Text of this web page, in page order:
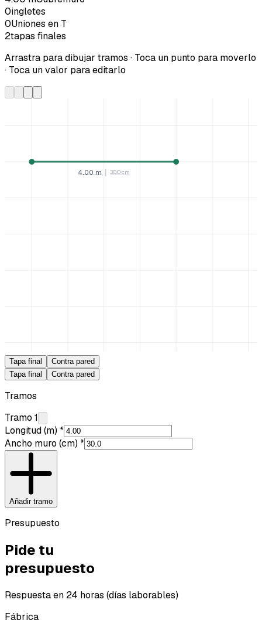
0ingletes
0Uniones en T
2tapas finales
Arrastra para dibujar tramos · Toca un punto para moverlo
· Toca un valor para editarlo
4.00 m │ 30.0 cm
Tapa final
Contra pared
Tapa final
Contra pared
Tramos
Tramo 1
Longitud (m) *
Ancho muro (cm) *
Añadir tramo
Presupuesto
Pide tu
presupuesto
Respuesta en 24 horas (días laborables)
Fábrica